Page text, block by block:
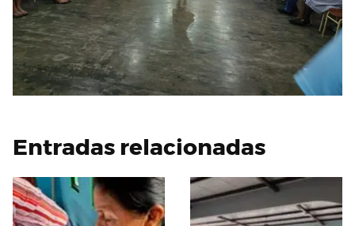
Entradas relacionadas